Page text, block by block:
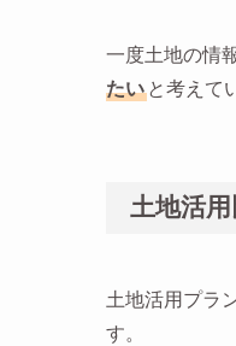
一度土地の情
たい と考えて
土地活
土地活用プラ
す。